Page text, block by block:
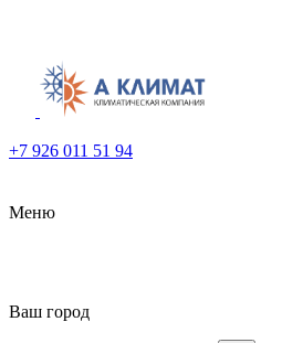
+7 926 011 51 94
Меню
Ваш город